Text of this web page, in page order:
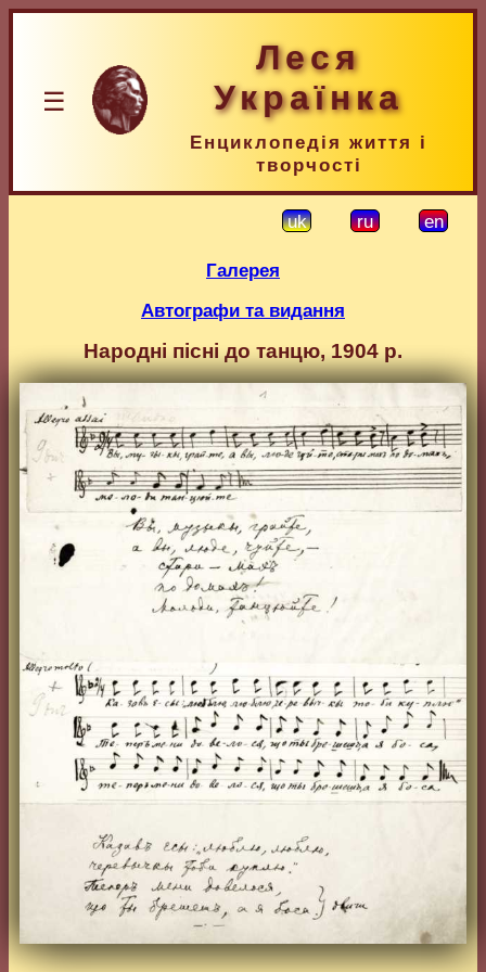
☰
Леся
Українка
Енциклопедія життя і
творчості
uk ru en
Галерея
Автографи та видання
Народні пісні до танцю, 1904 р.